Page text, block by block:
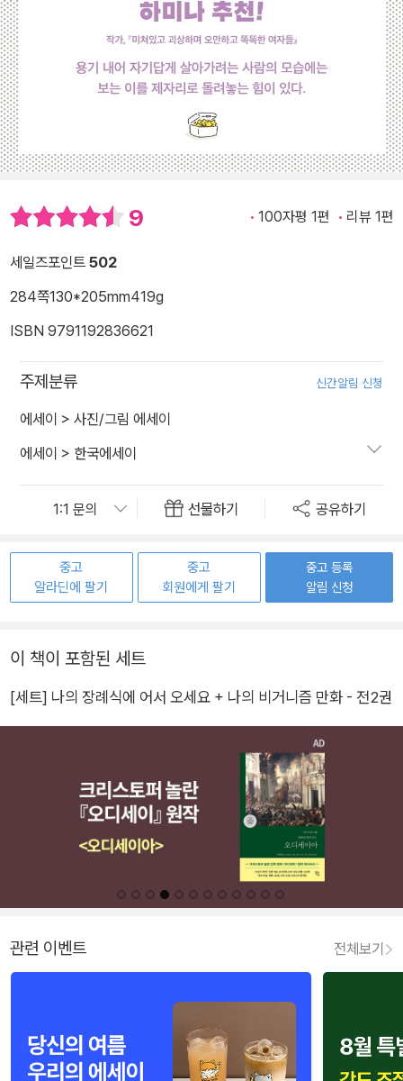
9 100자평 1편 리뷰 1편
세일즈포인트 502
284쪽130*205mm419g
ISBN 9791192836621
주제분류 신간알림 신청
에세이 > 사진/그림 에세이
에세이 > 한국에세이
선물하기 공유하기
중고
알라딘에 팔기
중고
회원에게 팔기
중고 등록
알림 신청
이 책이 포함된 세트
[세트] 나의 장례식에 어서 오세요 + 나의 비거니즘 만화 - 전2권
관련 이벤트 전체보기